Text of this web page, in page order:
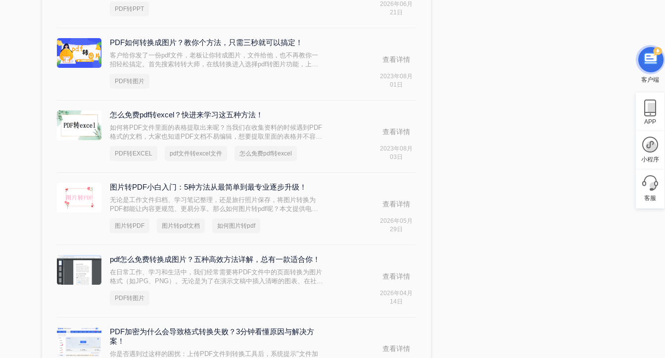
者因为文件包含商业数据，转换后收到平台的“付费解锁”勒索邮件。
PDF转PPT
2026年06月
21日
PDF如何转换成图片？教你个方法，只需三秒就可以搞定！
客户给你发了一份pdf文件，老板让你转成图片，文件给他，也不再教你一
招轻松搞定。首先搜索转转大师，在线转换进入选择pdf转图片功能，上传
文件，可以看到内容还原度高，图片清晰。最重要的是每天都有免费的转换
PDF转图片
查看详情
2023年08月
01日
怎么免费pdf转excel？快进来学习这五种方法！
如何将PDF文件里面的表格提取出来呢？当我们在收集资料的时候遇到PDF
格式的文档，大家也知道PDF文档不易编辑，想要提取里面的表格并不容
的将表格提取出来了，那么你知道怎么免费pdf转excel吗？下面一起看看
PDF转EXCEL pdf文件转excel文件 怎么免费pdf转excel
查看详情
2023年08月
03日
图片转PDF小白入门：5种方法从最简单到最专业逐步升级！
无论是工作文件归档、学习笔记整理，还是旅行照片保存，将图片转换为
PDF都能让内容更规范、更易分享。那么如何图片转pdf呢？本文提供电
图片转PDF 图片转pdf文档 如何图片转pdf
查看详情
2026年05月
29日
pdf怎么免费转换成图片？五种高效方法详解，总有一款适合你！
在日常工作、学习和生活中，我们经常需要将PDF文件中的页面转换为图片
格式（如JPG、PNG）。无论是为了在演示文稿中插入清晰的图表、在社交
转图片的技能都至关重要。然而，面对网络上琳琅满目的转换工具，如何选
PDF转图片
查看详情
2026年04月
14日
PDF加密为什么会导致格式转换失败？3分钟看懂原因与解决方
案！
你是否遇到过这样的困扰：上传PDF文件到转换工具后，系统提示"文件加
查看详情
客户端
APP
小程序
客服